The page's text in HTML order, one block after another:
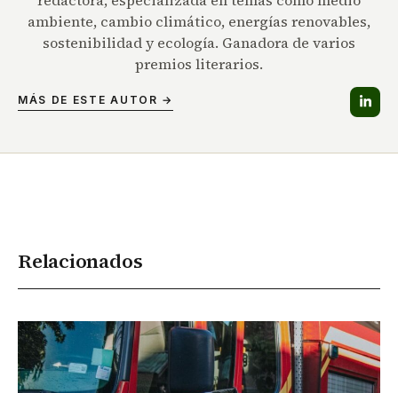
ambiente, cambio climático, energías renovables,
sostenibilidad y ecología. Ganadora de varios
premios literarios.
MÁS DE ESTE AUTOR →
Relacionados